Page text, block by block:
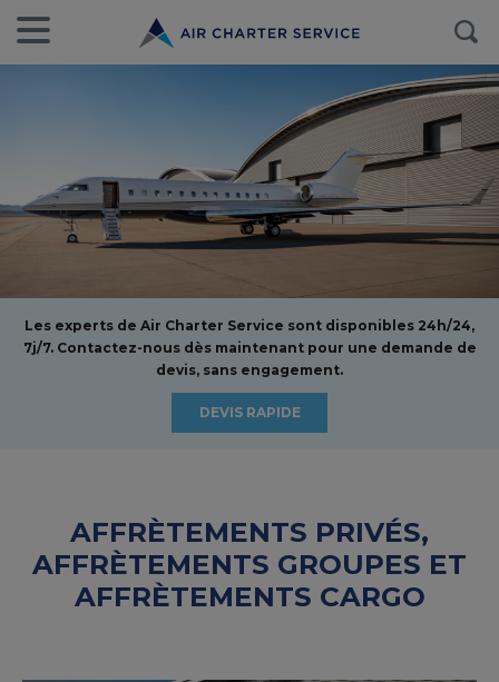
Les experts de Air Charter Service sont disponibles 24h/24,
7j/7. Contactez-nous dès maintenant pour une demande de
devis, sans engagement.
DEVIS RAPIDE
AFFRÈTEMENTS PRIVÉS,
AFFRÈTEMENTS GROUPES ET
AFFRÈTEMENTS CARGO